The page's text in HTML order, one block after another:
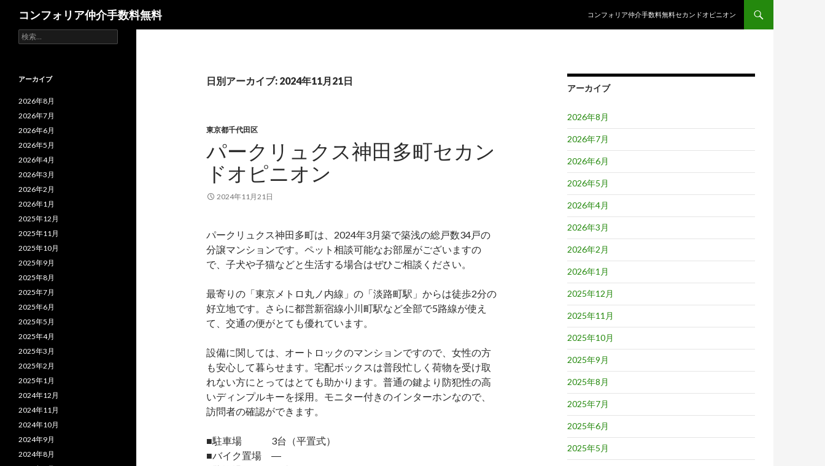
コンフォリア仲介手数料無料
コンフォリア仲介手数料無料セカンドオピニオン
日別アーカイブ: 2024年11月21日
東京都千代田区
パークリュクス神田多町セカン
ドオピニオン
2024年11月21日
パークリュクス神田多町は、2024年3月築で築浅の総戸数34戸の
分譲マンションです。ペット相談可能なお部屋がございますの
で、子犬や子猫などと生活する場合はぜひご相談ください。
最寄りの「東京メトロ丸ノ内線」の「淡路町駅」からは徒歩2分の
好立地です。さらに都営新宿線小川町駅など全部で5路線が使え
て、交通の便がとても優れています。
設備に関しては、オートロックのマンションですので、女性の方
も安心して暮らせます。宅配ボックスは普段忙しく荷物を受け取
れない方にとってはとても助かります。普通の鍵より防犯性の高
いディンプルキーを採用。モニター付きのインターホンなので、
訪問者の確認ができます。
■駐車場 3台（平置式）
■バイク置場 ―
アーカイブ
2026年8月
2026年7月
2026年6月
2026年5月
2026年4月
2026年3月
2026年2月
2026年1月
2025年12月
2025年11月
2025年10月
2025年9月
2025年8月
2025年7月
2025年6月
2025年5月
検
索:
アーカイブ
2026年8月
2026年7月
2026年6月
2026年5月
2026年4月
2026年3月
2026年2月
2026年1月
2025年12月
2025年11月
2025年10月
2025年9月
2025年8月
2025年7月
2025年6月
2025年5月
2025年4月
2025年3月
2025年2月
2025年1月
2024年12月
2024年11月
2024年10月
2024年9月
2024年8月